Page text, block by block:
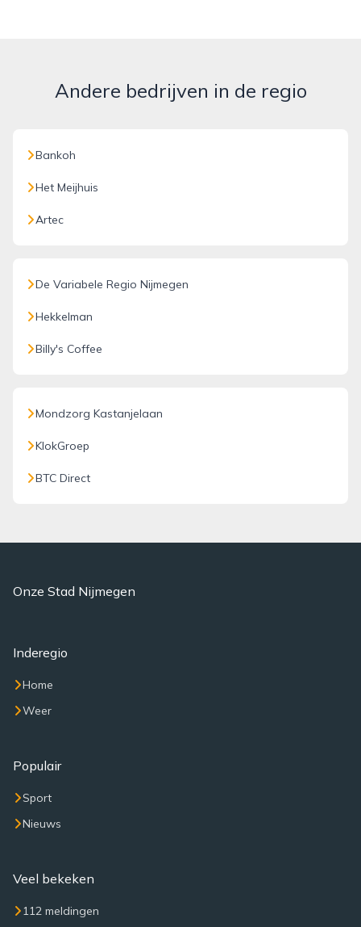
Andere bedrijven in de regio
Bankoh
Het Meijhuis
Artec
De Variabele Regio Nijmegen
Hekkelman
Billy's Coffee
Mondzorg Kastanjelaan
KlokGroep
BTC Direct
Onze Stad Nijmegen
Inderegio
Home
Weer
Populair
Sport
Nieuws
Veel bekeken
112 meldingen